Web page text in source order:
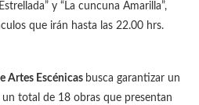
y “La cuncuna Amarilla”,
que irán hasta las 22.00 hrs.
Artes Escénicas busca garantizar un
total de 18 obras que presentan